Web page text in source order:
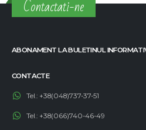
ABONAMENT LA BULETINUL INFORMATIV
CONTACTE
+38(048)737-37-51